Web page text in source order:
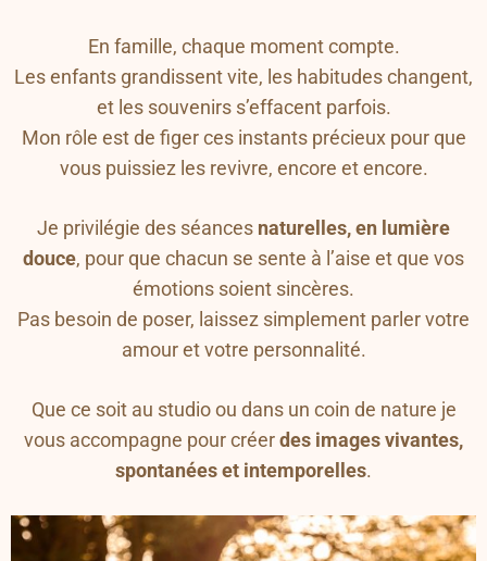
En famille, chaque moment compte.
Les enfants grandissent vite, les habitudes changent,
et les souvenirs s’effacent parfois.
Mon rôle est de figer ces instants précieux pour que
vous puissiez les revivre, encore et encore.
Je privilégie des séances naturelles, en lumière
douce, pour que chacun se sente à l’aise et que vos
émotions soient sincères.
Pas besoin de poser, laissez simplement parler votre
amour et votre personnalité.
Que ce soit au studio ou dans un coin de nature je
vous accompagne pour créerdes images vivantes,
spontanées et intemporelles.